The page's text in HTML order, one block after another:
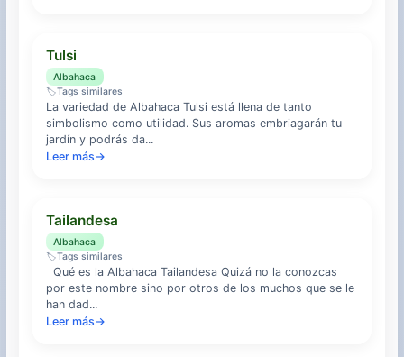
Tulsi
Albahaca
🏷️Tags similares
La variedad de Albahaca Tulsi está llena de tanto
simbolismo como utilidad. Sus aromas embriagarán tu
jardín y podrás da...
Leer más→
Tailandesa
Albahaca
🏷️Tags similares
Qué es la Albahaca Tailandesa Quizá no la conozcas
por este nombre sino por otros de los muchos que se le
han dad...
Leer más→